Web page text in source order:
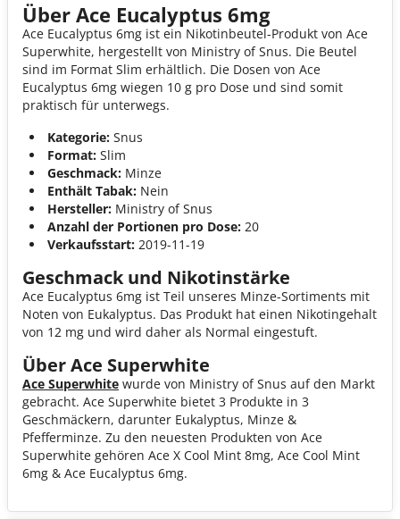
Über Ace Eucalyptus 6mg
Ace Eucalyptus 6mg ist ein Nikotinbeutel-Produkt von Ace
Superwhite, hergestellt von Ministry of Snus. Die Beutel
sind im Format Slim erhältlich. Die Dosen von Ace
Eucalyptus 6mg wiegen 10 g pro Dose und sind somit
praktisch für unterwegs.
Kategorie: Snus
Format: Slim
Geschmack: Minze
Enthält Tabak: Nein
Hersteller: Ministry of Snus
Anzahl der Portionen pro Dose: 20
Verkaufsstart: 2019-11-19
Geschmack und Nikotinstärke
Ace Eucalyptus 6mg ist Teil unseres Minze-Sortiments mit
Noten von Eukalyptus. Das Produkt hat einen Nikotingehalt
von 12 mg und wird daher als Normal eingestuft.
Über Ace Superwhite
Ace Superwhite wurde von Ministry of Snus auf den Markt
gebracht. Ace Superwhite bietet 3 Produkte in 3
Geschmäckern, darunter Eukalyptus, Minze &
Pfefferminze. Zu den neuesten Produkten von Ace
Superwhite gehören Ace X Cool Mint 8mg, Ace Cool Mint
6mg & Ace Eucalyptus 6mg.